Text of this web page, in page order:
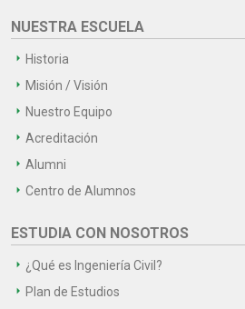
NUESTRA ESCUELA
Historia
Misión / Visión
Nuestro Equipo
Acreditación
Alumni
Centro de Alumnos
ESTUDIA CON NOSOTROS
¿Qué es Ingeniería Civil?
Plan de Estudios